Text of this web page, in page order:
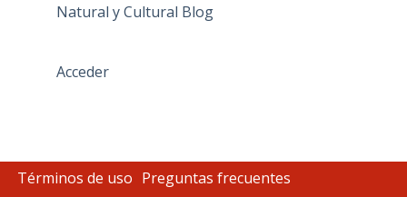
Natural y Cultural Blog
Acceder
Términos de uso Preguntas frecuentes